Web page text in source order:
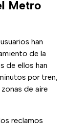
Metro
han
de la
de ellos han
por tren,
de aire
reclamos